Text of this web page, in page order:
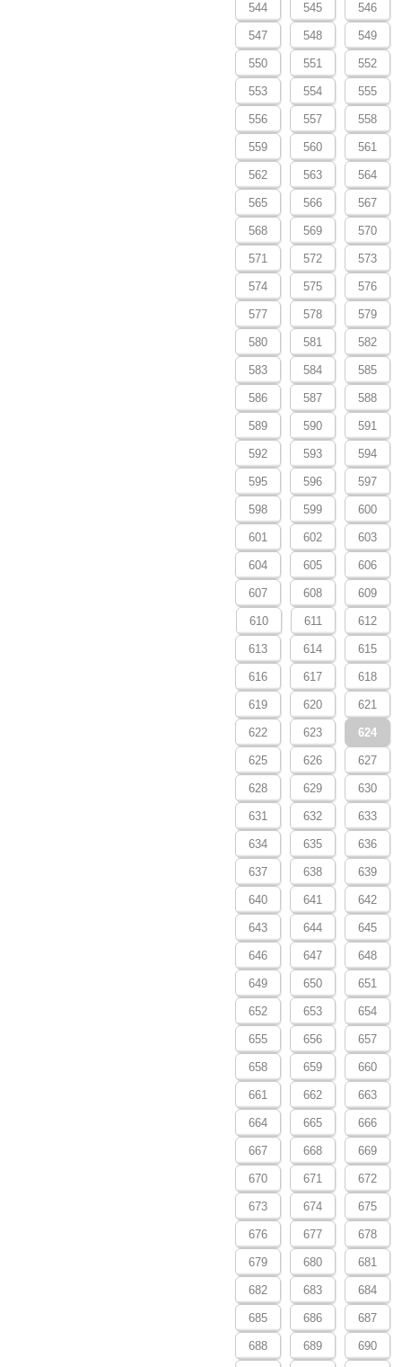
544 545 546
547 548 549
550 551 552
553 554 555
556 557 558
559 560 561
562 563 564
565 566 567
568 569 570
571 572 573
574 575 576
577 578 579
580 581 582
583 584 585
586 587 588
589 590 591
592 593 594
595 596 597
598 599 600
601 602 603
604 605 606
607 608 609
610 611 612
613 614 615
616 617 618
619 620 621
622 623 624
625 626 627
628 629 630
631 632 633
634 635 636
637 638 639
640 641 642
643 644 645
646 647 648
649 650 651
652 653 654
655 656 657
658 659 660
661 662 663
664 665 666
667 668 669
670 671 672
673 674 675
676 677 678
679 680 681
682 683 684
685 686 687
688 689 690